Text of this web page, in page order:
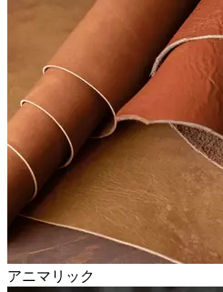
アニマリック